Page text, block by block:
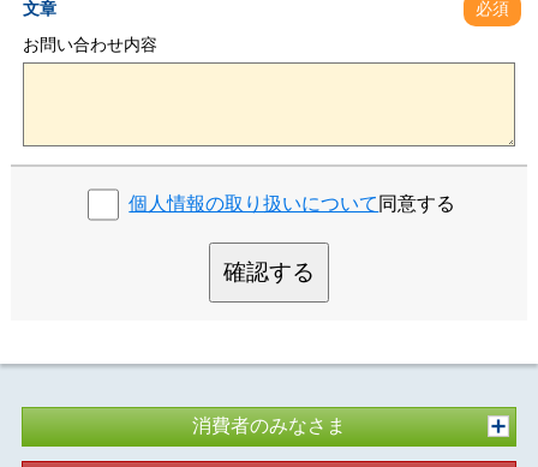
文章
必須
お問い合わせ内容
個人情報の取り扱いについて 同意する
確認する
消費者のみなさま